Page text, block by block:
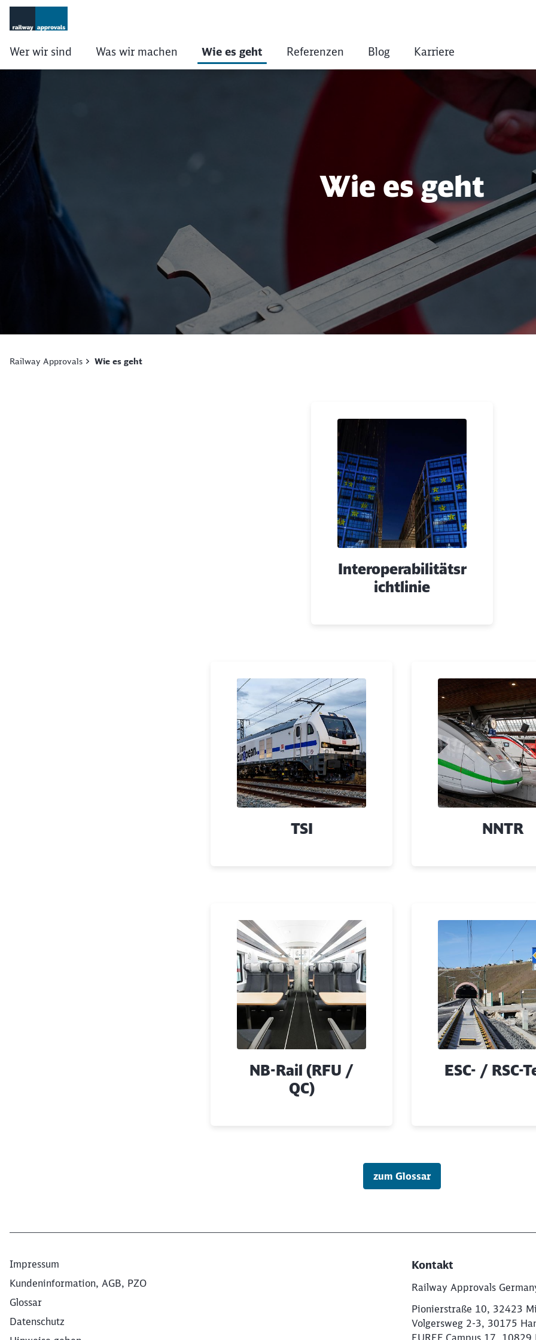
Wie es geht
Wer wir sind Was wir machen Wie es geht Referenzen Blog Karriere
Wie es geht
Railway Approvals Wie es geht
Interoperabilitätsr
ichtlinie
TSI NNTR
NB-Rail (RFU /
QC)
ESC- / RSC-
zum Glossar
Impressum
Kundeninformation, AGB, PZO
Glossar
Datenschutz
Kontakt
Railway Approvals
Pionierstraße 10, 32423
Volgersweg 2-3, 30175
EUREF Campus 17, 10829
Möchten Sie zuweitergeleitet werden?
Abbrechen Weiter